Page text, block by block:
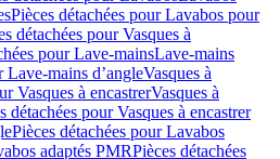
Pièces détachées pour Lavabos pour
détachées pour Vasques à
pour Lave-mainsLave-mains
Lave-mains d’angleVasques à
Vasques à encastrerVasques à
détachées pour Vasques à encastrer
Pièces détachées pour Lavabos
adaptés PMRPièces détachées